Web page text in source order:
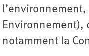
l’environnement,
Environnement),
notamment la